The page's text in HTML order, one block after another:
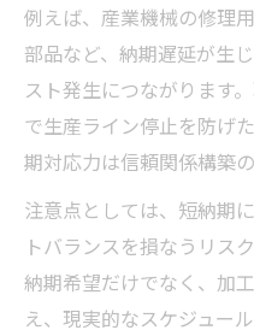
例えば、産業機械の修理
部品など、納期遅延が生
スト発生につながります
で生産ライン停止を防げ
期対応力は信頼関係構築
注意点としては、短納期
トバランスを損なうリス
納期希望だけでなく、加
え、現実的なスケジュー